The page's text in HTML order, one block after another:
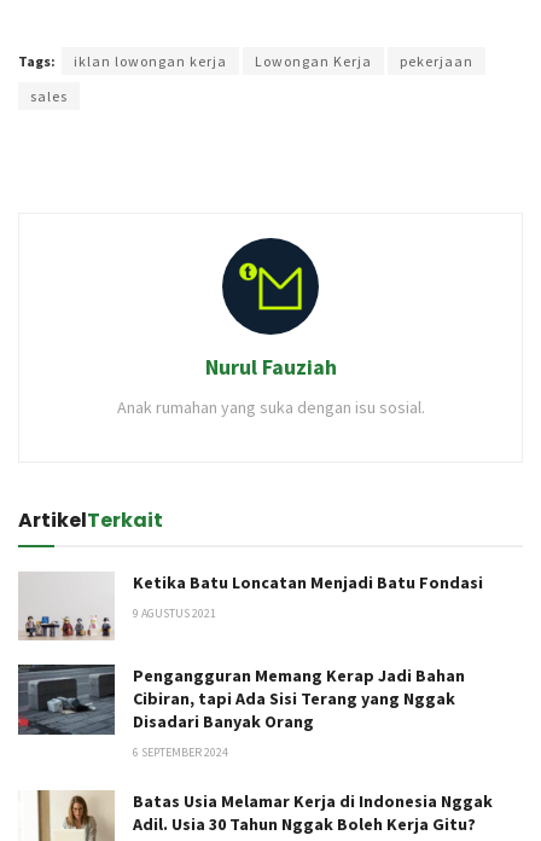
Tags: iklan lowongan kerja Lowongan Kerja
pekerjaan
sales
Nurul Fauziah
Anak rumahan yang suka dengan isu sosial.
ArtikelTerkait
Ketika Batu Loncatan Menjadi Batu Fondasi
9 AGUSTUS 2021
Pengangguran Memang Kerap Jadi Bahan
Cibiran, tapi Ada Sisi Terang yang Nggak
Disadari Banyak Orang
6 SEPTEMBER 2024
Batas Usia Melamar Kerja di Indonesia Nggak
Adil. Usia 30 Tahun Nggak Boleh Kerja Gitu?